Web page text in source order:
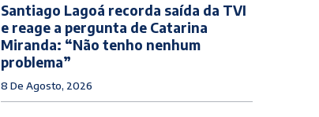
Santiago Lagoá recorda saída da TVI
e reage a pergunta de Catarina
Miranda: “Não tenho nenhum
problema”
8 De Agosto, 2026